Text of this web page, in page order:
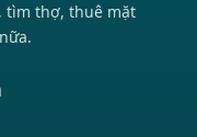
tìm thợ, thuê mặt